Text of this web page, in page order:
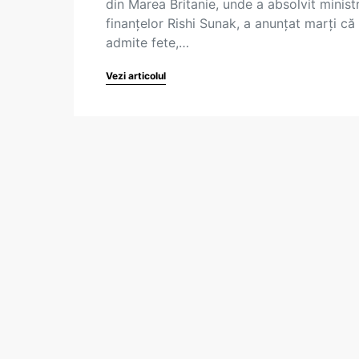
din Marea Britanie, unde a absolvit
finanțelor Rishi Sunak, a anunțat marți că
admite fete,…
Vezi articolul